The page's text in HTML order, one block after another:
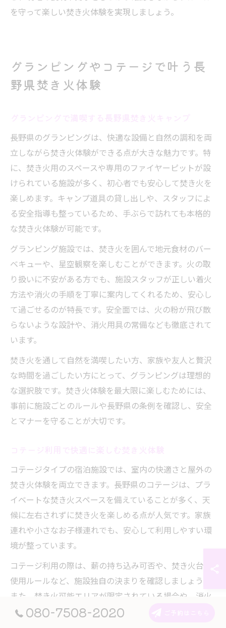
を守って楽しい焚き火体験を実現しましょう。
グランピングやコテージで叶う長
野県焚き火体験
長野県のグランピングは、快適な設備と自然の調和を両
立しながら焚き火体験ができる点が大きな魅力です。特
に、焚き火用のスペースや専用のファイヤーピットが設
けられている施設が多く、初心者でも安心して焚き火を
楽しめます。キャンプ道具の貸し出しや、スタッフによ
る安全指導も整っているため、手ぶらで訪れても本格的
な焚き火体験が可能です。
グランピング施設では、焚き火を囲んで地元食材のバー
ベキューや、星空観察を楽しむことができます。火の取
り扱いに不安がある方でも、施設スタッフが正しい着火
方法や消火の手順を丁寧に案内してくれるため、安心し
て過ごせるのが特長です。安全面では、火の粉が飛び散
らないような設計や、消火用具の常備なども徹底されて
います。
焚き火を通して自然を満喫したい方、家族や友人と贅沢
な時間を過ごしたい方にとって、グランピングは理想的
な選択肢です。焚き火体験を最大限に楽しむためには、
事前に施設ごとのルールや長野県の条例を確認し、安全
とマナーを守ることが大切です。
コテージタイプの宿泊施設では、室内の快適さと屋外の
焚き火体験を両立できます。長野県のコテージは、プラ
イベートな焚き火スペースを備えていることが多く、天
候に左右されずに焚き火を楽しめる点が人気です。家族
連れや小さなお子様連れでも、安心して利用しやすい環
境が整っています。
コテージ利用の際は、薪の持ち込み可否や、焚き火台の
使用ルールなど、施設独自の決まりを確認しましょう。
また、焚き火可能エリアが限定されている場合や、消火
用の水バケツ・砂などが備え付けられていることも多い
080-7508-2020